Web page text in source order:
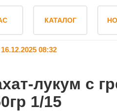
КАТАЛОГ
16.12.2025 08:32
лукум с
1/15